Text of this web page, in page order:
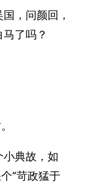
，问颜回，
了吗？
典故，如
“苛政猛于